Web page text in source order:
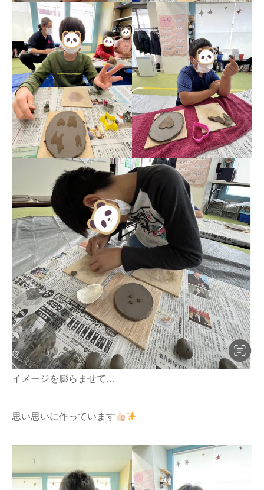
イメージを膨らませて…
思い思いに作っています